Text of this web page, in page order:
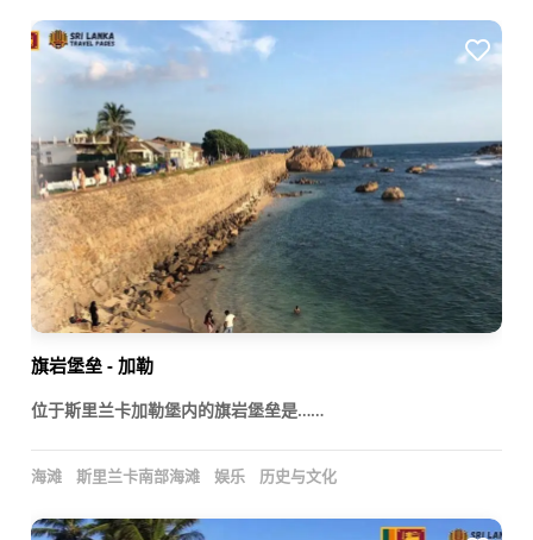
旗岩堡垒 - 加勒
位于斯里兰卡加勒堡内的旗岩堡垒是……
海滩 斯里兰卡南部海滩 娱乐 历史与文化